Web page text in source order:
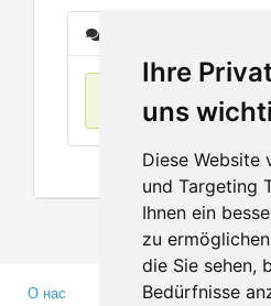
Ihre
uns
Diese Website
und Targeting
Ihnen ein
zu
die Sie sehen,
Bedürfnisse
О нас